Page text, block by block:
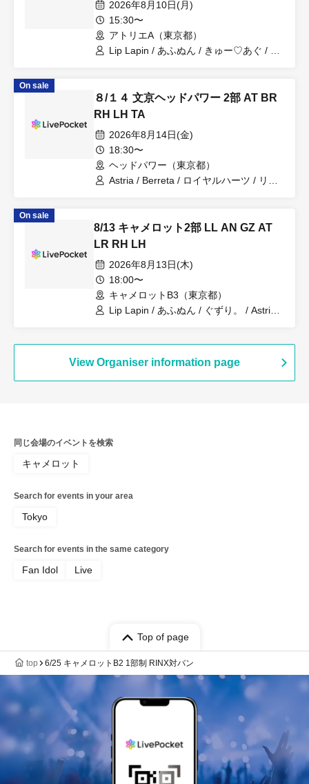
2026年8月10日(月)
15:30〜
アトリエA（東京都）
Lip Lapin / あふぬん / きゅー♡あぐ / ぐ
ティアーズアリア
On sale
８/１４ 文京ヘッドパワー 2部 AT BR
RH LH TA
2026年8月14日(金)
18:30〜
ヘッドパワー（東京都）
Astria / Berreta / ロイヤルハーツ / リリ
On sale
8/13 キャメロット2部 LL AN GZ AT
LR RH LH
2026年8月13日(木)
18:00〜
キャメロットB3（東京都）
Lip Lapin / あふぬん / ぐずり。 / Astria /
View Organiser information page
同じ会場のイベントを検索
キャメロット
Search for events in your area
Tokyo
Search for events in the same category
Fan Idol Live
Top of page
top 6/25 キャメロットB2 1部制 RINX対バン